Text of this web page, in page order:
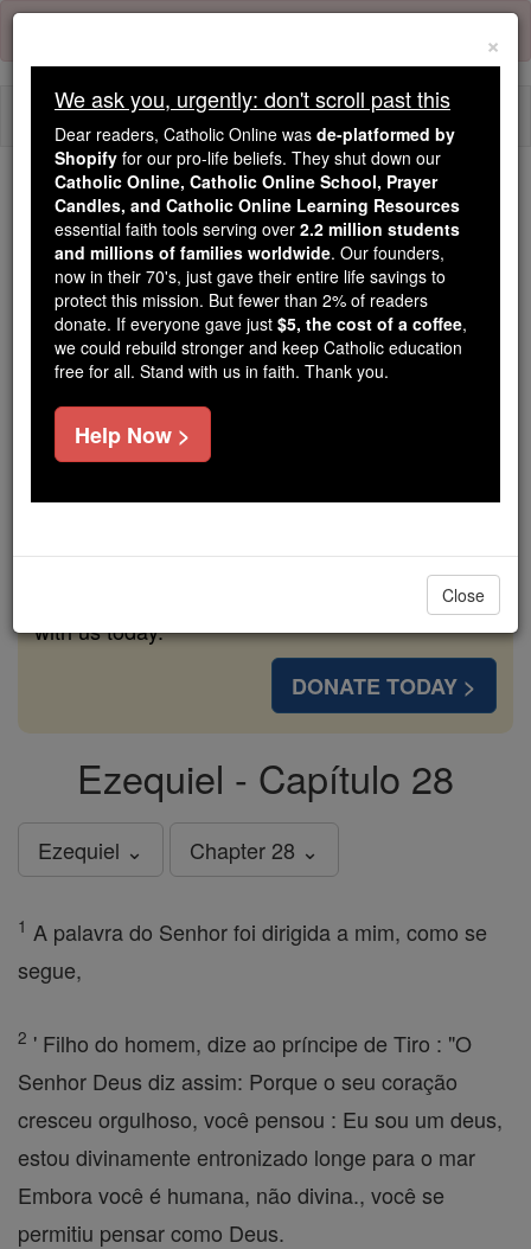
Skip
content
Because of You, 2.2 Million
Students Are Being Formed in the
Faith
Because of generous supporters like you,
Catholic Online School has already delivered
free, faithful Catholic education to over 2.2
million students across 193 countries. In an age
of noise and algorithms, you are helping form
souls with truth, prayer, Scripture, and Christ.
If everyone who reads this gave just $5 — the
families and keep this life-changing formation
free for all. Be Courageous. Be Catholic. Stand
with us today.
DONATE TODAY >
Ezequiel - Capítulo 28
Ezequiel ⌄ Chapter 28 ⌄
1 A palavra do Senhor foi dirigida a mim, como se
segue,
2 ' Filho do homem, dize ao príncipe de Tiro : "O
Senhor Deus diz assim: Porque o seu coração
cresceu orgulhoso, você pensou : Eu sou um deus,
estou divinamente entronizado longe para o mar
Embora você é humana, não divina., você se
permitiu pensar como Deus.
×
We ask you, urgently: don't scroll past this
Dear readers, Catholic Online was de-platformed by
Shopify for our pro-life beliefs. They shut down our
Catholic Online, Catholic Online School, Prayer
Candles, and Catholic Online Learning Resources
essential faith tools serving over 2.2 million students
and millions of families worldwide. Our founders,
now in their 70's, just gave their entire life savings to
protect this mission. But fewer than 2% of readers
donate. If everyone gave just $5, the cost of a coffee,
we could rebuild stronger and keep Catholic education
free for all. Stand with us in faith. Thank you.
Help Now >
Close